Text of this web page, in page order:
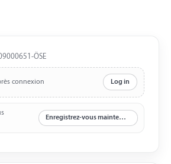
ÖSE
connexion Log in
Enregistrez-vous maintenant